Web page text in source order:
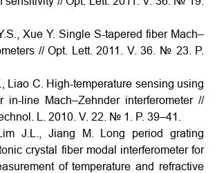
Xue Y. Single S-tapered fiber Mach–
// Opt. Lett. 2011. V. 36. № 23. P.
Liao C. High-temperature sensing using
in-line Mach–Zehnder interferometer //
L. 2010. V. 22. № 1. P. 39–41.
J.L., Jiang M. Long period grating
crystal fiber modal interferometer for
of temperature and refractive